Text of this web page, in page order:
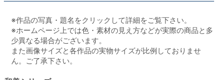
※作品の写真・題名をクリックして詳細をご覧下さい。
※ホームページ上では色・素材の見え方などが実際の商品と多
少異なる場合がございます。
また画像サイズと各作品の実物サイズが比例しておりませ
ん。ご了承下さい。